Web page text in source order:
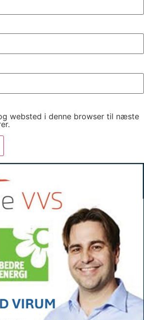
websted i denne browser til næste